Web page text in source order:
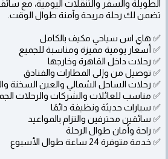
الطويلة والسفر والتنقلات اليومية، مع
تضمن لك رحلة مريحة وآمنة طوال الوقت.
✅ هاي اس سياحي مكيف بالكامل
✅ أسعار يومية مميزة ومناسبة للجميع
✅ رحلات داخل القاهرة وخارجها
✅ توصيل من وإلى المطارات والفنادق
✅ رحلات الساحل الشمالي والعين السخنة
✅ مناسب للعائلات والشركات والرحلات
✅ سيارات حديثة ونظيفة دائمًا
✅ سائقين محترفين والتزام بالمواعيد
✅ راحة وأمان طوال الرحلة
✅ خدمة متوفرة 24 ساعة طوال الأسبوع